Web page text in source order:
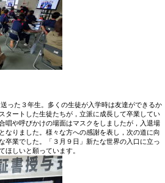
った３年生。多くの生徒が入学時は友達ができるか
タートした生徒たちが，立派に成長して卒業してい
唱や呼びかけの場面はマスクをしましたが，入退場
なりました。様々な方への感謝を表し，次の道に向
卒業でした。「３月９日」新たな世界の入口に立っ
ほしいと願っています。